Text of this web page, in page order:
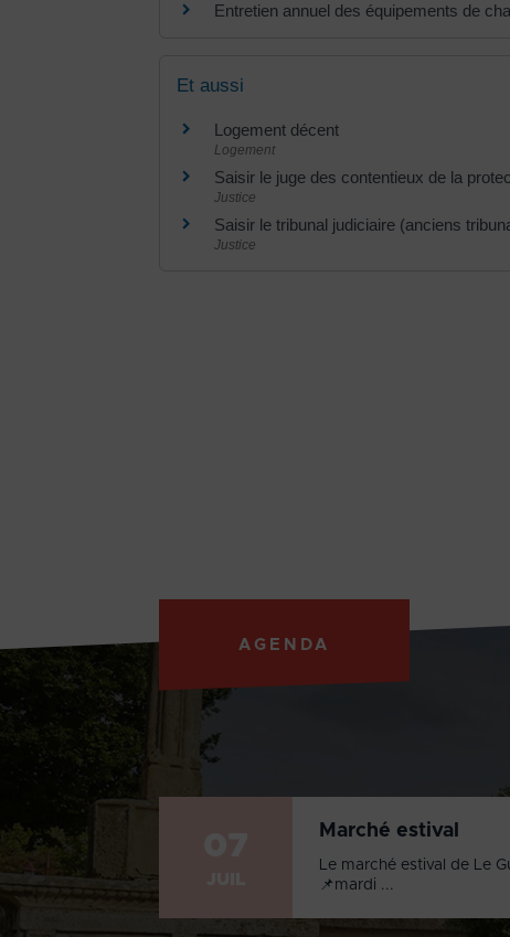
Entretien annuel des équipements de
Et aussi
Logement décent
Logement
Saisir le juge des contentieux de la
Justice
Saisir le tribunal judiciaire (anciens
Justice
AGENDA
Marché estival
Le marché estival de Le
📌mardi ...